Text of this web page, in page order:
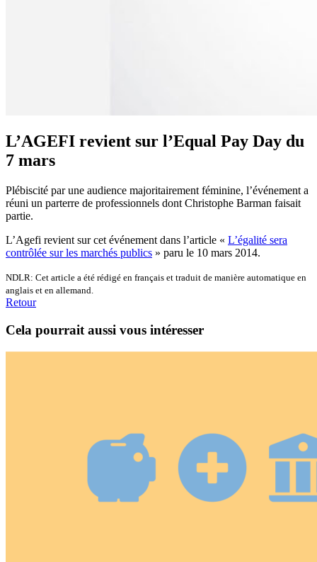
L’AGEFI revient sur l’Equal Pay Day du
7 mars
Plébiscité par une audience majoritairement féminine, l’événement a
réuni un parterre de professionnels dont Christophe Barman faisait
partie.
L’Agefi revient sur cet événement dans l’article « L’égalité sera
contrôlée sur les marchés publics » paru le 10 mars 2014.
NDLR: Cet article a été rédigé en français et traduit de manière automatique en
anglais et en allemand.
Retour
Cela pourrait aussi vous intéresser